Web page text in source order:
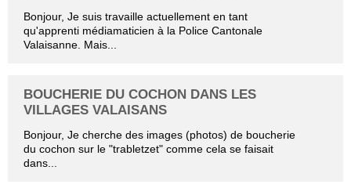
Bonjour, Je suis travaille actuellement en tant
qu'apprenti médiamaticien à la Police Cantonale
Valaisanne. Mais...
BOUCHERIE DU COCHON DANS LES
VILLAGES VALAISANS
Bonjour, Je cherche des images (photos) de boucherie
du cochon sur le "trabletzet" comme cela se faisait
dans...